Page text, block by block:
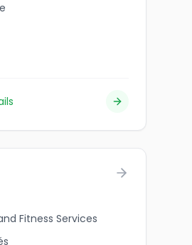
Fitness Services